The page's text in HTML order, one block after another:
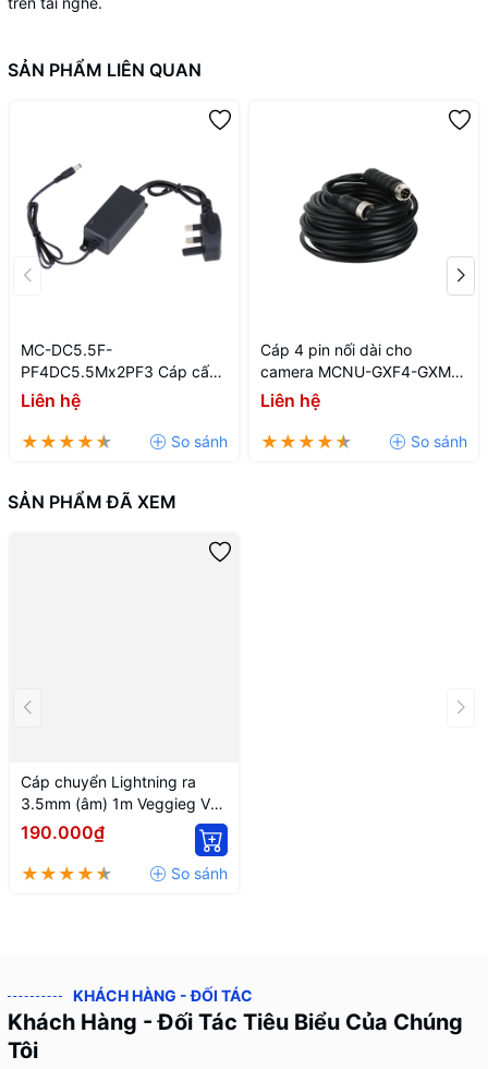
SẢN PHẨM LIÊN QUAN
MC-DC5.5F-
PF4DC5.5Mx2PF3 Cáp cấp
nguồn cho đầu ghi
Liên hệ
Cáp 4 pin nối dài cho
camera MCNU-GXF4-GXM4-
6Liên hệ
SẢN PHẨM ĐÃ XEM
Cáp chuyển Lightning ra
3.5mm (âm) 1m Veggieg V-
A619
190.000₫
KHÁCH HÀNG - ĐỐI TÁC
Khách Hàng - Đối Tác Tiêu Biểu Của Chúng
Tôi